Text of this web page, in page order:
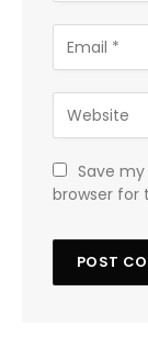
Save
browser for